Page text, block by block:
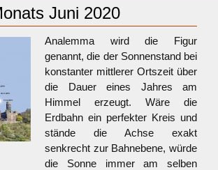
Juni 2020
Analemma wird die Figur
genannt, die der Sonnenstand bei
konstanter mittlerer Ortszeit über
die Dauer eines Jahres am
Himmel erzeugt. Wäre die
Erdbahn ein perfekter Kreis und
stände die Achse exakt
senkrecht zur Bahnebene, würde
die Sonne immer am selben